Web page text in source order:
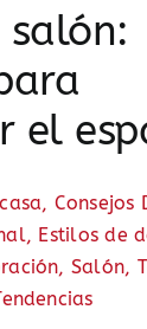
salón:
el
, Consejos
, Estilos de
, Salón,